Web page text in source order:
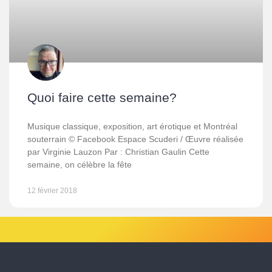
Quoi faire cette semaine?
Musique classique, exposition, art érotique et Montréal
souterrain © Facebook Espace Scuderi / Œuvre réalisée
par Virginie Lauzon Par : Christian Gaulin Cette
semaine, on célèbre la fête
12 février 2018